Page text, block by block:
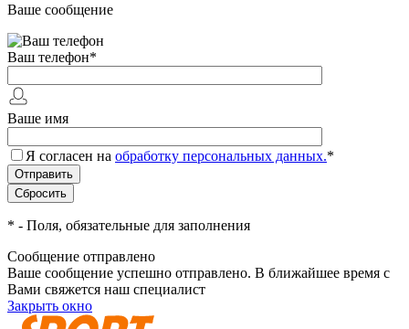
Ваше сообщение
Ваш телефон*
Ваше имя
Я согласен на обработку персональных данных.*
* - Поля, обязательные для заполнения
Сообщение отправлено
Ваше сообщение успешно отправлено. В ближайшее время с
Вами свяжется наш специалист
Закрыть окно